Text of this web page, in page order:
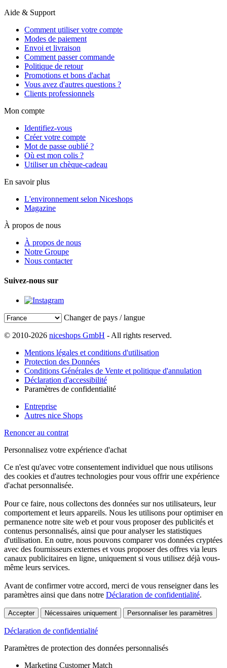
Aide & Support
Comment utiliser votre compte
Modes de paiement
Envoi et livraison
Comment passer commande
Politique de retour
Promotions et bons d'achat
Vous avez d'autres questions ?
Clients professionnels
Mon compte
Identifiez-vous
Créer votre compte
Mot de passe oublié ?
Où est mon colis ?
Utiliser un chèque-cadeau
En savoir plus
L'environnement selon Niceshops
Magazine
À propos de nous
À propos de nous
Notre Groupe
Nous contacter
Suivez-nous sur
Changer de pays / langue
© 2010-2026 niceshops GmbH - All rights reserved.
Mentions légales et conditions d'utilisation
Protection des Données
Conditions Générales de Vente et politique d'annulation
Déclaration d'accessibilité
Paramètres de confidentialité
Entreprise
Autres nice Shops
Renoncer au contrat
Personnalisez votre expérience d'achat
Ce n'est qu'avec votre consentement individuel que nous utilisons
des cookies et d'autres technologies pour vous offrir une expérience
d'achat personnalisée.
Pour ce faire, nous collectons des données sur nos utilisateurs, leur
comportement et leurs appareils. Nous les utilisons pour optimiser en
permanence notre site web et pour vous proposer des publicités et
contenus personnalisés, ainsi que pour analyser les statistiques
d'utilisation. En outre, nous pouvons comparer vos données cryptées
avec des fournisseurs externes et vous proposer des offres via leurs
canaux publicitaires en ligne, uniquement si vous utilisez déjà vous-
même leurs services.
Avant de confirmer votre accord, merci de vous renseigner dans les
paramètres ainsi que dans notre Déclaration de confidentialité.
Accepter Nécessaires uniquement Personnaliser les paramètres
Déclaration de confidentialité
Paramètres de protection des données personnalisés
Marketing Customer Match